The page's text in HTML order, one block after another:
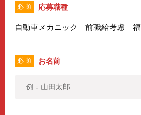
必 須 応募職種
自動車メカニック 前職給考慮 福
必 須 お名前